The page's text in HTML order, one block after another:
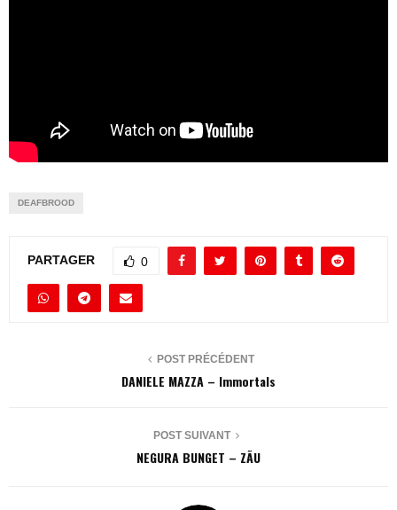
DEAFBROOD
PARTAGER 0
POST PRÉCÉDENT
DANIELE MAZZA – Immortals
POST SUIVANT
NEGURA BUNGET – ZÃU